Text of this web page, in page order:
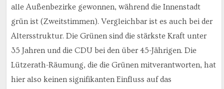
alle Außenbezirke gewonnen, während die Innenstadt
grün ist (Zweitstimmen). Vergleichbar ist es auch bei der
Altersstruktur. Die Grünen sind die stärkste Kraft unter
35 Jahren und die CDU bei den über 45-Jährigen. Die
Lützerath-Räumung, die die Grünen mitverantworten, hat
hier also keinen signifikanten Einfluss auf das